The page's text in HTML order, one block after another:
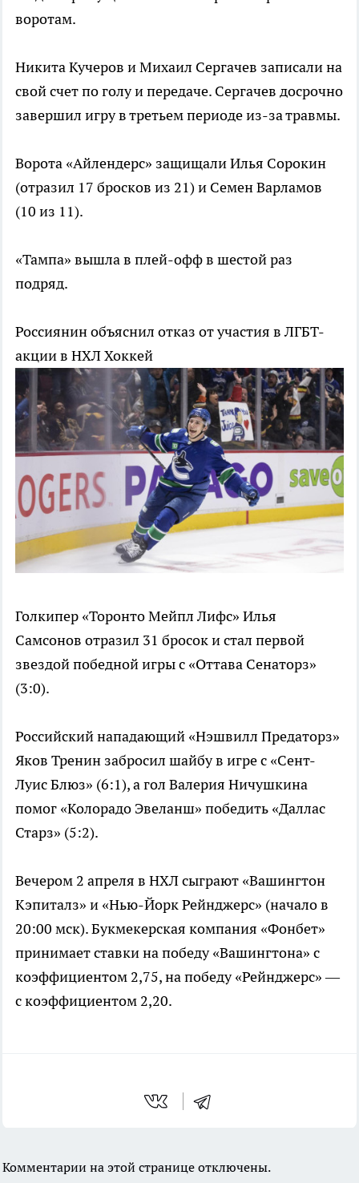
воротам.
Никита Кучеров и Михаил Сергачев записали на
свой счет по голу и передаче. Сергачев досрочно
завершил игру в третьем периоде из-за травмы.
Ворота «Айлендерс» защищали Илья Сорокин
(отразил 17 бросков из 21) и Семен Варламов
(10 из 11).
«Тампа» вышла в плей-офф в шестой раз
подряд.
Россиянин объяснил отказ от участия в ЛГБТ-
акции в НХЛХоккей
Голкипер «Торонто Мейпл Лифс» Илья
Самсонов отразил 31 бросок и стал первой
звездой победной игры с «Оттава Сенаторз»
(3:0).
Российский нападающий «Нэшвилл Предаторз»
Яков Тренин забросил шайбу в игре с «Сент-
Луис Блюз» (6:1), а гол Валерия Ничушкина
помог «Колорадо Эвеланш» победить «Даллас
Старз» (5:2).
Вечером 2 апреля в НХЛ сыграют «Вашингтон
Кэпиталз» и «Нью-Йорк Рейнджерс» (начало в
20:00 мск). Букмекерская компания «Фонбет»
принимает ставки на победу «Вашингтона» с
коэффициентом 2,75, на победу «Рейнджерс» —
с коэффициентом 2,20.
Комментарии на этой странице отключены.